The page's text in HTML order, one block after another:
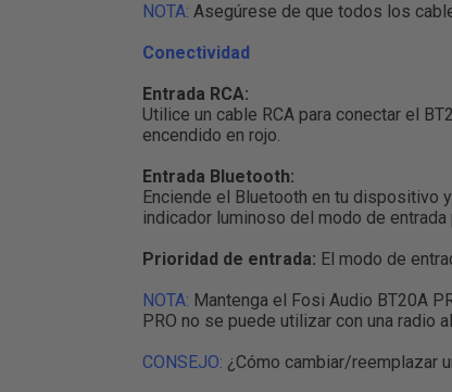
NOTA: Asegúrese de que todos los
Conectividad
Entrada RCA:
Utilice un cable RCA para conectar el
encendido en rojo.
Entrada Bluetooth:
Enciende el Bluetooth en tu dispositivo
indicador luminoso del modo de
Prioridad de entrada: El modo de
NOTA: Mantenga el Fosi Audio BT20A
PRO no se puede utilizar con una radio
CONSEJO: ¿Cómo cambiar/reemplazar